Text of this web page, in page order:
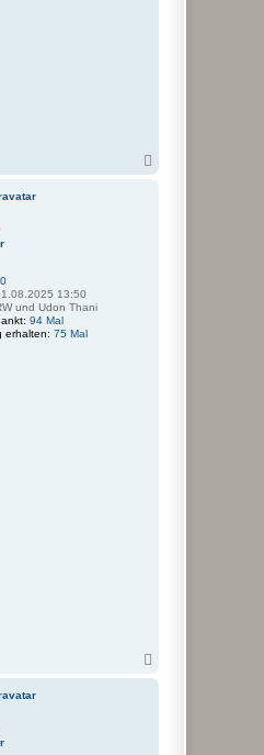
13:50
und Udon Thani
94 Mal
erhalten: 75 Mal